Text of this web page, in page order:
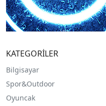
KATEGORİLER
Bilgisayar
Spor&Outdoor
Oyuncak